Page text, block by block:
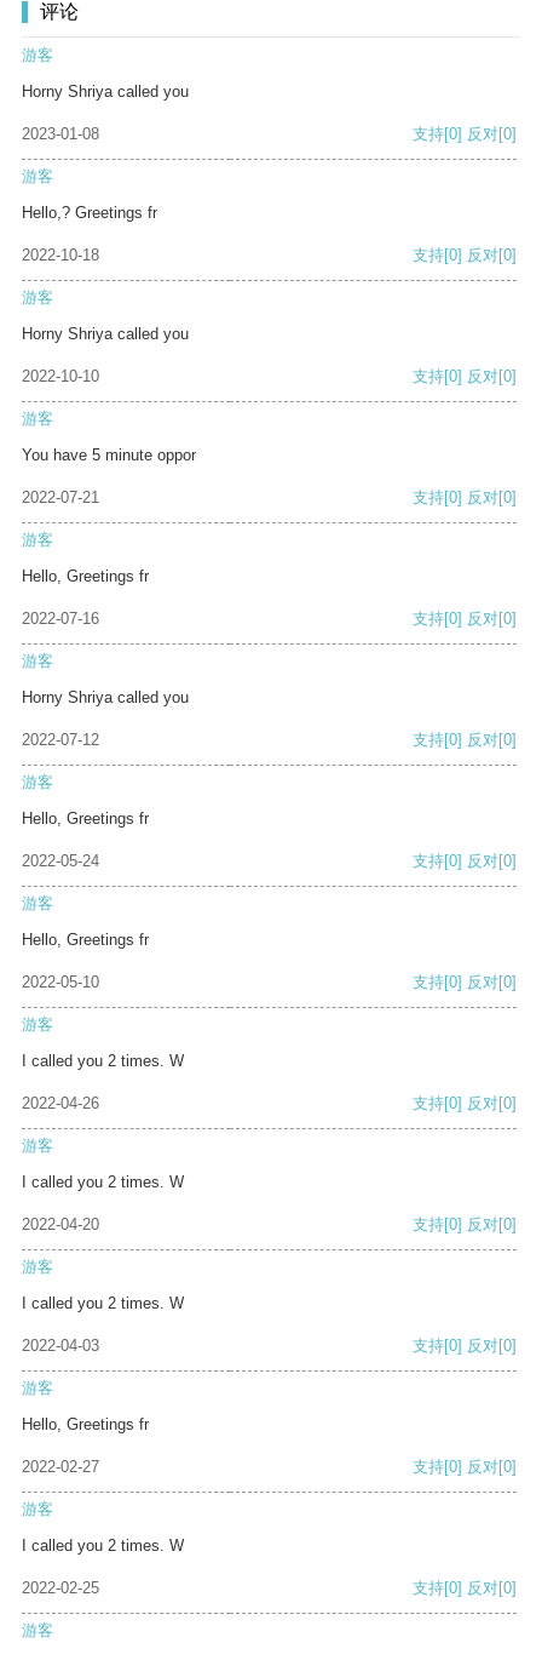
评论
游客
Horny Shriya called you
2023-01-08 支持[0] 反对[0]
游客
Hello,? Greetings fr
2022-10-18 支持[0] 反对[0]
游客
Horny Shriya called you
2022-10-10 支持[0] 反对[0]
游客
You have 5 minute oppor
2022-07-21 支持[0] 反对[0]
游客
Hello, Greetings fr
2022-07-16 支持[0] 反对[0]
游客
Horny Shriya called you
2022-07-12 支持[0] 反对[0]
游客
Hello, Greetings fr
2022-05-24 支持[0] 反对[0]
游客
Hello, Greetings fr
2022-05-10 支持[0] 反对[0]
游客
I called you 2 times. W
2022-04-26 支持[0] 反对[0]
游客
I called you 2 times. W
2022-04-20 支持[0] 反对[0]
游客
I called you 2 times. W
2022-04-03 支持[0] 反对[0]
游客
Hello, Greetings fr
2022-02-27 支持[0] 反对[0]
游客
I called you 2 times. W
2022-02-25 支持[0] 反对[0]
游客